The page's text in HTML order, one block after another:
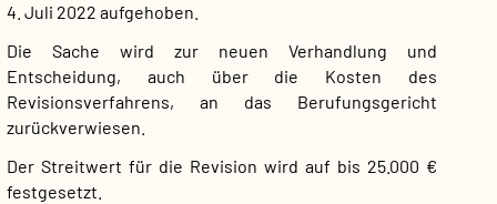
4. Juli 2022 aufgehoben.
Die Sache wird zur neuen Verhandlung und
Entscheidung, auch über die Kosten des
Revisionsverfahrens, an das Berufungsgericht
zurückverwiesen.
Der Streitwert für die Revision wird auf bis 25.000 €
festgesetzt.